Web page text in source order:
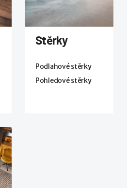
Stěrky
Podlahové stěrky
Pohledové stěrky